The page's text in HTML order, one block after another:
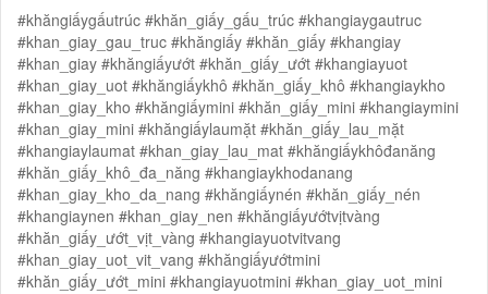
#khăngiấygấutrúc #khăn_giấy_gấu_trúc #khangiaygautruc
#khan_giay_gau_truc #khăngiấy #khăn_giấy #khangiay
#khan_giay #khăngiấyướt #khăn_giấy_ướt #khangiayuot
#khan_giay_uot #khăngiấykhô #khăn_giấy_khô #khangiaykho
#khan_giay_kho #khăngiấymini #khăn_giấy_mini #khangiaymini
#khan_giay_mini #khăngiấylaumặt #khăn_giấy_lau_mặt
#khangiaylaumat #khan_giay_lau_mat #khăngiấykhôđanăng
#khăn_giấy_khô_đa_năng #khangiaykhodanang
#khan_giay_kho_da_nang #khăngiấynén #khăn_giấy_nén
#khangiaynen #khan_giay_nen #khăngiấyướtvịtvàng
#khăn_giấy_ướt_vịt_vàng #khangiayuotvitvang
#khan_giay_uot_vit_vang #khăngiấyướtmini
#khăn_giấy_ướt_mini #khangiayuotmini #khan_giay_uot_mini